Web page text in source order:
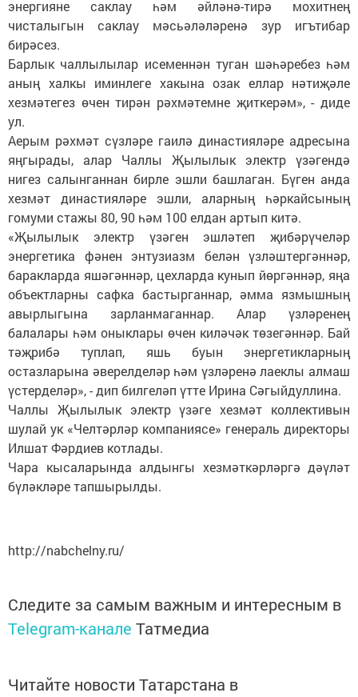
энергияне саклау һәм әйләнә-тирә мохитнең
чисталыгын саклау мәсьәләләренә зур игътибар
бирәсез.
Барлык чаллылылар исеменнән туган шәһәребез һәм
аның халкы иминлеге хакына озак еллар нәтиҗәле
хезмәтегез өчен тирән рәхмәтемне җиткерәм», - диде
ул.
Аерым рәхмәт сүзләре гаилә династияләре адресына
яңгырады, алар Чаллы Җылылык электр үзәгендә
нигез салынганнан бирле эшли башлаган. Бүген анда
хезмәт династияләре эшли, аларның һәркайсының
гомуми стажы 80, 90 һәм 100 елдан артып китә.
«Җылылык электр үзәген эшләтеп җибәрүчеләр
энергетика фәнен энтузиазм белән үзләштергәннәр,
баракларда яшәгәннәр, цехларда кунып йөргәннәр, яңа
объектларны сафка бастырганнар, әмма язмышның
авырлыгына зарланмаганнар. Алар үзләренең
балалары һәм оныклары өчен киләчәк төзегәннәр. Бай
тәҗрибә туплап, яшь буын энергетикларның
остазларына әверелделәр һәм үзләренә лаеклы алмаш
үстерделәр», - дип билгеләп үтте Ирина Сәгыйдуллина.
Чаллы Җылылык электр үзәге хезмәт коллективын
шулай ук «Челтәрләр компаниясе» генераль директоры
Илшат Фәрдиев котлады.
Чара кысаларында алдынгы хезмәткәрләргә дәүләт
бүләкләре тапшырылды.
http://nabchelny.ru/
Следите за самым важным и интересным в
Telegram-канале Татмедиа
Читайте новости Татарстана в